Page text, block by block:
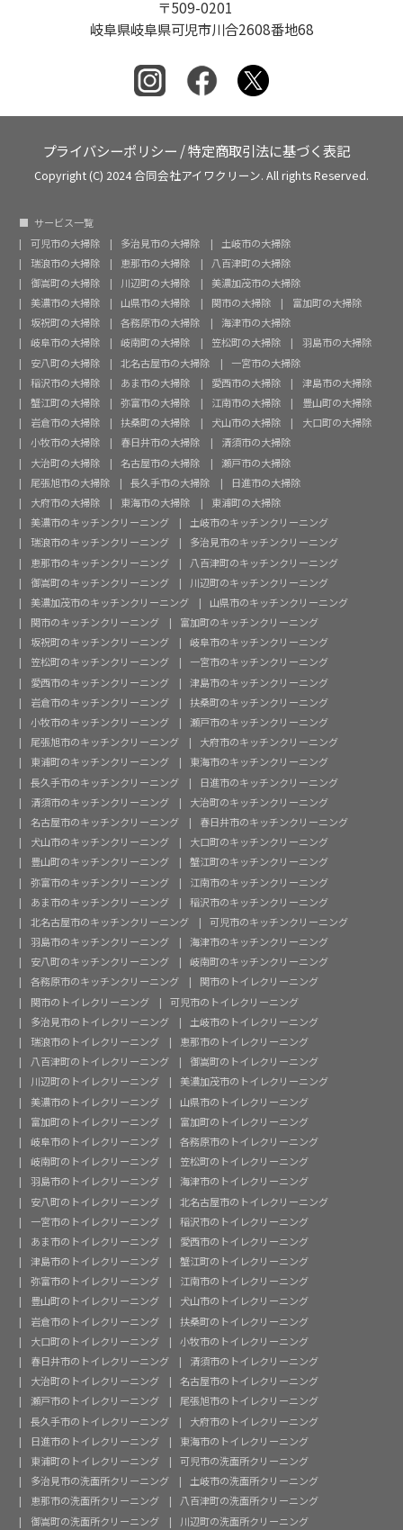
〒509-0201
岐阜県岐阜県可児市川合2608番地68
プライバシーポリシー /特定商取引法に基づく表記
Copyright (C) 2024 合同会社アイワクリーン. All rights Reserved.
サービス一覧
可児市の大掃除
多治見市の大掃除
土岐市の大掃除
瑞浪市の大掃除
恵那市の大掃除
八百津町の大掃除
御嵩町の大掃除
川辺町の大掃除
美濃加茂市の大掃除
美濃市の大掃除
山県市の大掃除 関市の大掃除
富加町の大掃除
坂祝町の大掃除
各務原市の大掃除
海津市の大掃除
岐阜市の大掃除
岐南町の大掃除 笠松町の大掃除
羽島市の大掃除
安八町の大掃除
北名古屋市の大掃除
一宮市の大掃除
稲沢市の大掃除
あま市の大掃除 愛西市の大掃除
津島市の大掃除
蟹江町の大掃除
弥富市の大掃除 江南市の大掃除
豊山町の大掃除
岩倉市の大掃除
扶桑町の大掃除 犬山市の大掃除
大口町の大掃除
小牧市の大掃除
春日井市の大掃除
清須市の大掃除
大治町の大掃除
名古屋市の大掃除
瀬戸市の大掃除
尾張旭市の大掃除
長久手市の大掃除
日進市の大掃除
大府市の大掃除
東海市の大掃除
東浦町の大掃除
美濃市のキッチンクリーニング
土岐市のキッチンクリーニング
瑞浪市のキッチンクリーニング
多治見市のキッチンクリーニング
恵那市のキッチンクリーニング
八百津町のキッチンクリーニング
御嵩町のキッチンクリーニング
川辺町のキッチンクリーニング
美濃加茂市のキッチンクリーニング
山県市のキッチンクリーニング
関市のキッチンクリーニング
富加町のキッチンクリーニング
坂祝町のキッチンクリーニング
岐阜市のキッチンクリーニング
笠松町のキッチンクリーニング
一宮市のキッチンクリーニング
愛西市のキッチンクリーニング
津島市のキッチンクリーニング
岩倉市のキッチンクリーニング
扶桑町のキッチンクリーニング
小牧市のキッチンクリーニング
瀬戸市のキッチンクリーニング
尾張旭市のキッチンクリーニング
大府市のキッチンクリーニング
東浦町のキッチンクリーニング
東海市のキッチンクリーニング
長久手市のキッチンクリーニング
日進市のキッチンクリーニング
清須市のキッチンクリーニング
大治町のキッチンクリーニング
名古屋市のキッチンクリーニング
春日井市のキッチンクリーニング
犬山市のキッチンクリーニング
大口町のキッチンクリーニング
豊山町のキッチンクリーニング
蟹江町のキッチンクリーニング
弥富市のキッチンクリーニング
江南市のキッチンクリーニング
あま市のキッチンクリーニング
稲沢市のキッチンクリーニング
北名古屋市のキッチンクリーニング
可児市のキッチンクリーニング
羽島市のキッチンクリーニング
海津市のキッチンクリーニング
安八町のキッチンクリーニング
岐南町のキッチンクリーニング
各務原市のキッチンクリーニング
関市のトイレクリーニング
関市のトイレクリーニング
可児市のトイレクリーニング
多治見市のトイレクリーニング
土岐市のトイレクリーニング
瑞浪市のトイレクリーニング
恵那市のトイレクリーニング
八百津町のトイレクリーニング
御嵩町のトイレクリーニング
川辺町のトイレクリーニング
美濃加茂市のトイレクリーニング
美濃市のトイレクリーニング
山県市のトイレクリーニング
富加町のトイレクリーニング
富加町のトイレクリーニング
岐阜市のトイレクリーニング
各務原市のトイレクリーニング
岐南町のトイレクリーニング
笠松町のトイレクリーニング
羽島市のトイレクリーニング
海津市のトイレクリーニング
安八町のトイレクリーニング
北名古屋市のトイレクリーニング
一宮市のトイレクリーニング
稲沢市のトイレクリーニング
あま市のトイレクリーニング
愛西市のトイレクリーニング
津島市のトイレクリーニング
蟹江町のトイレクリーニング
弥富市のトイレクリーニング
江南市のトイレクリーニング
豊山町のトイレクリーニング
犬山市のトイレクリーニング
岩倉市のトイレクリーニング
扶桑町のトイレクリーニング
大口町のトイレクリーニング
小牧市のトイレクリーニング
春日井市のトイレクリーニング
清須市のトイレクリーニング
大治町のトイレクリーニング
名古屋市のトイレクリーニング
瀬戸市のトイレクリーニング
尾張旭市のトイレクリーニング
長久手市のトイレクリーニング
大府市のトイレクリーニング
日進市のトイレクリーニング
東海市のトイレクリーニング
東浦町のトイレクリーニング
可児市の洗面所クリーニング
多治見市の洗面所クリーニング
土岐市の洗面所クリーニング
恵那市の洗面所クリーニング
八百津町の洗面所クリーニング
御嵩町の洗面所クリーニング
川辺町の洗面所クリーニング